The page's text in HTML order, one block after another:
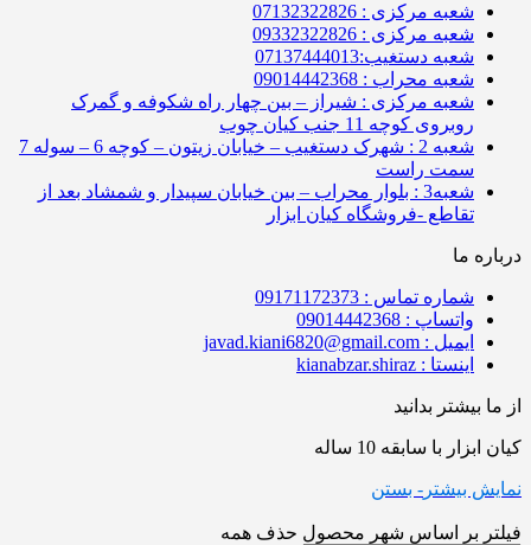
شعبه مرکزی : 07132322826
شعبه مرکزی : 09332322826
شعبه دستغیب:07137444013
شعبه محراب : 09014442368
شعبه مرکزی : شیراز – بین چهار راه شکوفه و گمرک
روبروی کوچه 11 جنب کیان چوب
شعبه 2 : شهرک دستغیب – خیابان زیتون – کوچه 6 – سوله 7
سمت راست
شعبه3 : بلوار محراب – بین خیابان سپیدار و شمشاد بعد از
تقاطع -فروشگاه کیان ابزار
درباره ما
شماره تماس : 09171172373
واتساپ : 09014442368
ایمیل : javad.kiani6820@gmail.com
اینستا : kianabzar.shiraz
از ما بیشتر بدانید
کیان ابزار با سابقه 10 ساله
نمایش بیشتر - بستن
فیلتر بر اساس شهر محصول حذف همه